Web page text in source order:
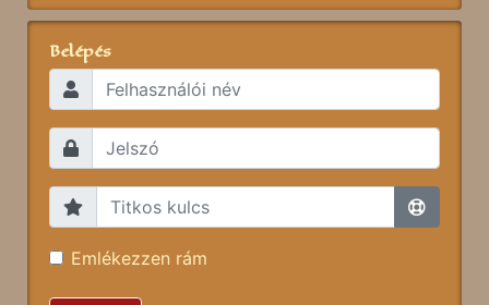
Belépés
Emlékezzen rám